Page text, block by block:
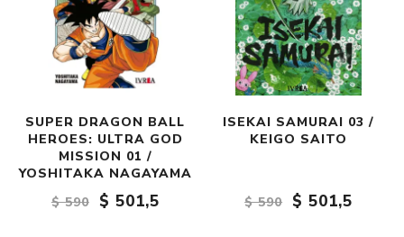
SUPER DRAGON BALL
HEROES: ULTRA GOD
MISSION 01 /
YOSHITAKA NAGAYAMA
$ 590
$ 501,5
ISEKAI SAMURAI 03 /
KEIGO SAITO
$ 590 $ 501,5